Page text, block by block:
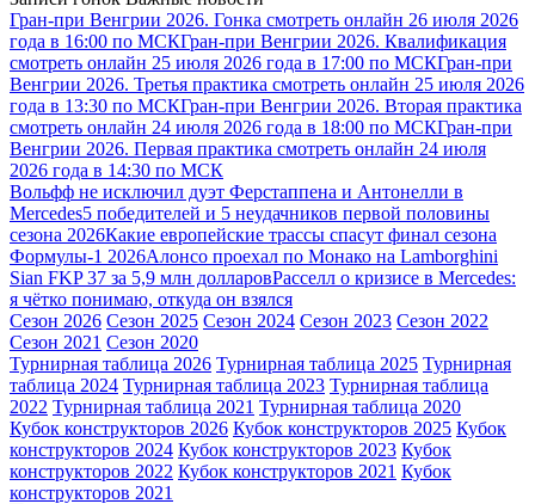
Гран-при Венгрии 2026. Гонка смотреть онлайн 26 июля 2026
года в 16:00 по МСКГран-при Венгрии 2026. Квалификация
смотреть онлайн 25 июля 2026 года в 17:00 по МСКГран-при
Венгрии 2026. Третья практика смотреть онлайн 25 июля 2026
года в 13:30 по МСКГран-при Венгрии 2026. Вторая практика
смотреть онлайн 24 июля 2026 года в 18:00 по МСКГран-при
Венгрии 2026. Первая практика смотреть онлайн 24 июля
2026 года в 14:30 по МСК
Вольфф не исключил дуэт Ферстаппена и Антонелли в
Mercedes5 победителей и 5 неудачников первой половины
сезона 2026Какие европейские трассы спасут финал сезона
Формулы-1 2026Алонсо проехал по Монако на Lamborghini
Sian FKP 37 за 5,9 млн долларовРасселл о кризисе в Mercedes:
я чётко понимаю, откуда он взялся
Сезон 2026 Сезон 2025 Сезон 2024 Сезон 2023 Сезон 2022
Сезон 2021 Сезон 2020
Турнирная таблица 2026 Турнирная таблица 2025 Турнирная
таблица 2024 Турнирная таблица 2023 Турнирная таблица
2022 Турнирная таблица 2021 Турнирная таблица 2020
Кубок конструкторов 2026 Кубок конструкторов 2025 Кубок
конструкторов 2024 Кубок конструкторов 2023 Кубок
конструкторов 2022 Кубок конструкторов 2021 Кубок
конструкторов 2021